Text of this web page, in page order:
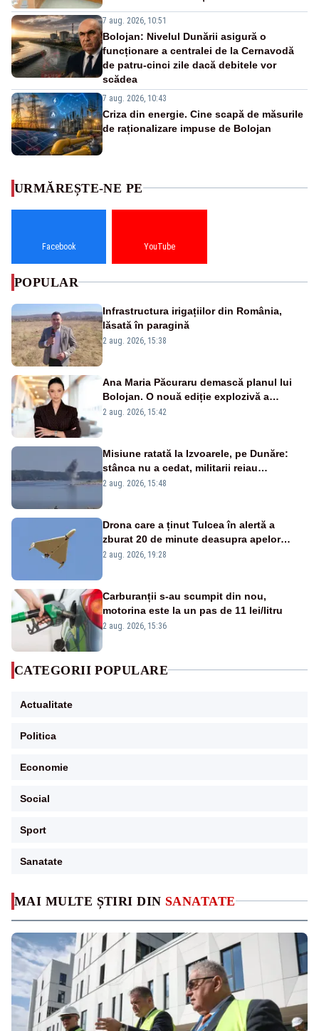
7 aug. 2026, 10:51
Bolojan: Nivelul Dunării asigură o
funcționare a centralei de la Cernavodă
de patru-cinci zile dacă debitele vor
scădea
7 aug. 2026, 10:43
Criza din energie. Cine scapă de măsurile
de raționalizare impuse de Bolojan
MAI MULTE ȘTIRI DIN SANATATE
URMĂREȘTE-NE PE
Facebook YouTube
POPULAR
Infrastructura irigațiilor din România,
lăsată în paragină
2 aug. 2026, 15:38
Ana Maria Păcuraru demască planul lui
Bolojan. O nouă ediție explozivă a
emisiunii „Miza Zilei” la Realitatea PLUS
2 aug. 2026, 15:42
Misiune ratată la Izvoarele, pe Dunăre:
stânca nu a cedat, militarii reiau
detonările luni – VIDEO
2 aug. 2026, 15:48
Drona care a ținut Tulcea în alertă a
zburat 20 de minute deasupra apelor
României. Au fost ridicate două F-16
2 aug. 2026, 19:28
Carburanții s-au scumpit din nou,
motorina este la un pas de 11 lei/litru
2 aug. 2026, 15:36
CATEGORII POPULARE
Actualitate
Politica
Economie
Social
Sport
Sanatate